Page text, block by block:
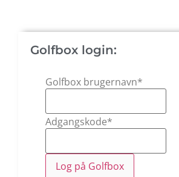
Golfbox login:
Golfbox brugernavn*
Adgangskode*